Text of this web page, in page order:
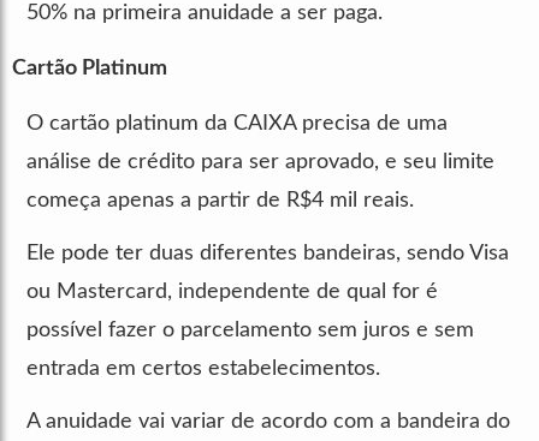
50% na primeira anuidade a ser paga.
Cartão Platinum
O cartão platinum da CAIXA precisa de uma
análise de crédito para ser aprovado, e seu limite
começa apenas a partir de R$4 mil reais.
Ele pode ter duas diferentes bandeiras, sendo Visa
ou Mastercard, independente de qual for é
possível fazer o parcelamento sem juros e sem
entrada em certos estabelecimentos.
A anuidade vai variar de acordo com a bandeira do